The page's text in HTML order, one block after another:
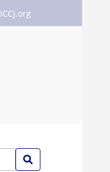
ICCJ.org